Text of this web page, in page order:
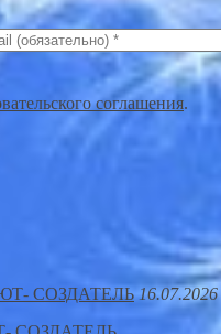
соглашения.
16.07.2026